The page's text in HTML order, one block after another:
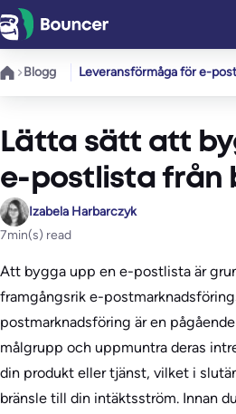
Hoppa
till
innehåll
Blogg Leveransförmåga för e-post
Lätta sätt att
e-postlista från
Izabela Harbarczyk
7min(s) read
Att bygga upp en e-postlista är
framgångsrik e-
postmarknadsföring är en
målgrupp och uppmuntra deras
din produkt eller tjänst, vilket i
bränsle till din intäktsström. Innan